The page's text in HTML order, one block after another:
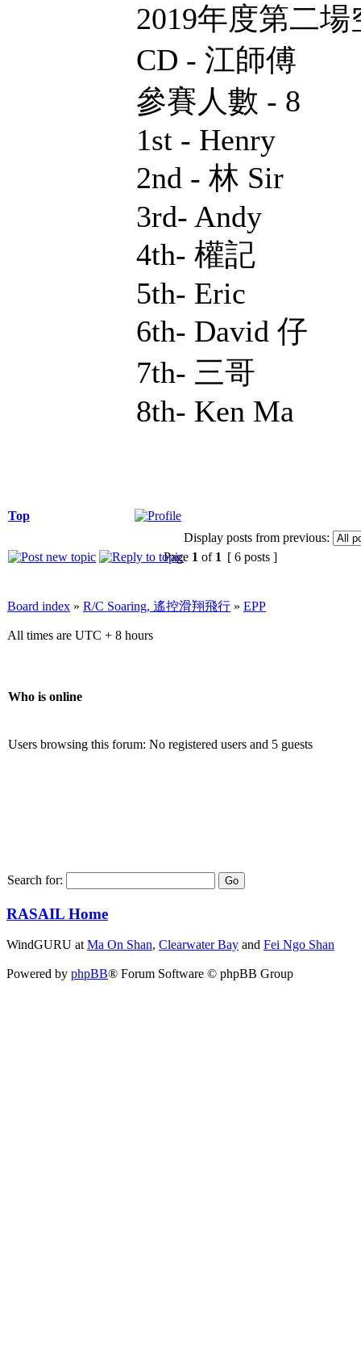
2019年度第二
CD - 江師傅
參賽人數 - 8
1st - Henry
2nd - 林 Sir
3rd- Andy
4th- 權記
5th- Eric
6th- David 仔
7th- 三哥
8th- Ken Ma
Top
Display posts from previous:
Page 1 of 1 [ 6 posts ]
Board index » R/C Soaring, 遙控滑翔飛行 » EPP
All times are UTC + 8 hours
Who is online
Users browsing this forum: No registered users and 5 guests
Search for:
RASAIL Home
WindGURU at Ma On Shan, Clearwater Bay and Fei Ngo Shan
Powered by phpBB® Forum Software © phpBB Group